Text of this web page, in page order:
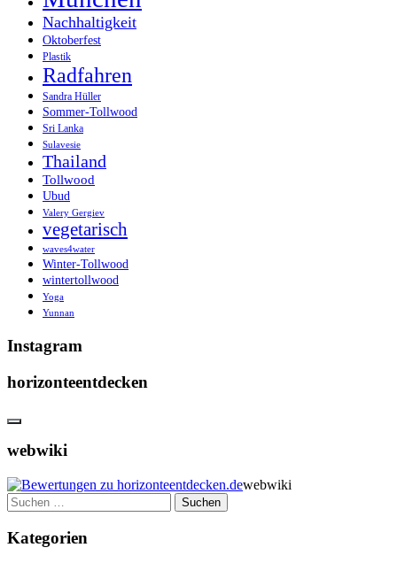
Nachhaltigkeit
Oktoberfest
Plastik
Radfahren
Sandra Hüller
Sommer-Tollwood
Sri Lanka
Sulavesie
Thailand
Tollwood
Ubud
Valery Gergiev
vegetarisch
waves4water
Winter-Tollwood
wintertollwood
Yoga
Yunnan
Instagram
horizonteentdecken
webwiki
webwiki
Suchen
nach:
Kategorien